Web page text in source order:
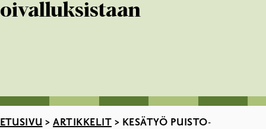
oivalluksistaan
ETUSIVU > ARTIKKELIT > KESÄTYÖ PUISTO-